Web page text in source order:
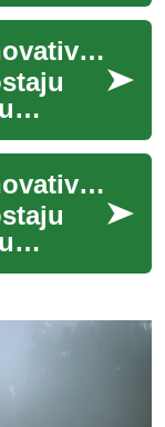
Kontejnerske kuće: Inovativno rešenje za moderno stanovanje
Kontejnerske kuće: Inovativni pristup stanovanju